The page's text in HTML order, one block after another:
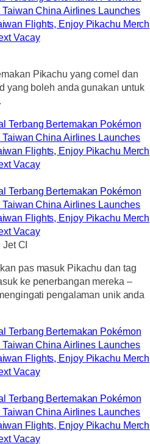
Pikachu yang comel dan
yang boleh anda gunakan untuk
CI
pas masuk Pikachu dan tag
ke penerbangan mereka –
pengalaman unik anda